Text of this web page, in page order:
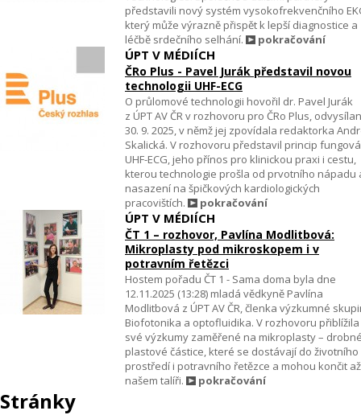
představili nový systém vysokofrekvenčního
který může výrazně přispět k lepší diagnostice a
léčbě srdečního selhání.
pokračování
ÚPT V MÉDIÍCH
ČRo Plus - Pavel Jurák představil novou
technologii UHF-ECG
O průlomové technologii hovořil dr. Pavel Jurák
z ÚPT AV ČR v rozhovoru pro ČRo Plus,
30. 9. 2025, v němž jej zpovídala redaktorka
Skalická. V rozhovoru představil princip
UHF-ECG, jeho přínos pro klinickou praxi i cestu,
kterou technologie prošla od prvotního nápadu
nasazení na špičkových kardiologických
pracovištích.
pokračování
ÚPT V MÉDIÍCH
ČT 1 – rozhovor, Pavlína Modlitbová:
Mikroplasty pod mikroskopem i v
potravním řetězci
Hostem pořadu ČT 1 - Sama doma byla dne
12.11.2025 (13:28) mladá vědkyně Pavlína
Modlitbová z ÚPT AV ČR, členka výzkumné
Biofotonika a optofluidika. V rozhovoru přiblížila
své výzkumy zaměřené na mikroplasty –
plastové částice, které se dostávají do životního
prostředí i potravního řetězce a mohou končit
našem talíři.
pokračování
Stránky